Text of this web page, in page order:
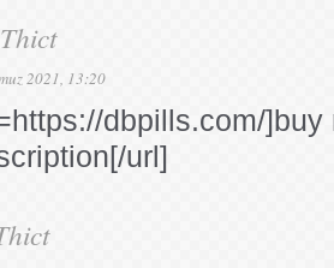
2021, 13:20
dbpills.com/
url]